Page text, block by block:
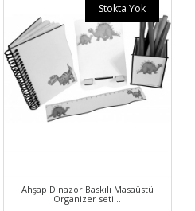
Stokta Yok
Ahşap Dinazor Baskılı Masaüstü
Organizer seti…